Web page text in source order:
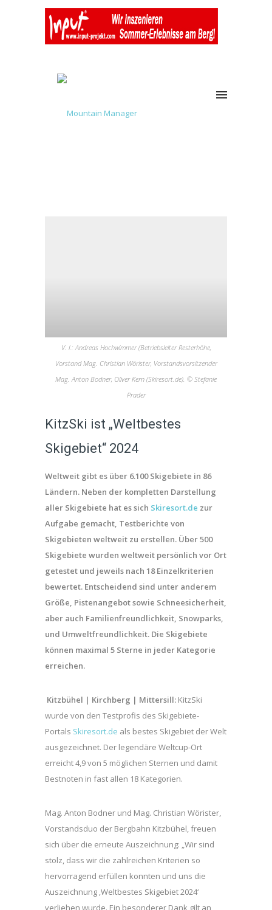
V. l.: Andreas Hochwimmer (Betriebsleiter Resterhöhe,
Vorstand Mag. Christian Wörister, Vorstandsvorsitzender
Mag. Anton Bodner, Oliver Kern (Skiresort.de). © Stefanie
Prader
KitzSki ist „Weltbestes
Skigebiet“ 2024
Weltweit gibt es über 6.100 Skigebiete in 86
Ländern. Neben der kompletten Darstellung
aller Skigebiete hat es sich Skiresort.de zur
Aufgabe gemacht, Testberichte von
Skigebieten weltweit zu erstellen. Über 500
Skigebiete wurden weltweit persönlich vor Ort
getestet und jeweils nach 18 Einzelkriterien
bewertet. Entscheidend sind unter anderem
Größe, Pistenangebot sowie Schneesicherheit,
aber auch Familienfreundlichkeit, Snowparks,
und Umweltfreundlichkeit. Die Skigebiete
können maximal 5 Sterne in jeder Kategorie
erreichen.
Kitzbühel | Kirchberg | Mittersill: KitzSki
wurde von den Testprofis des Skigebiete-
Portals Skiresort.de als bestes Skigebiet der Welt
ausgezeichnet. Der legendäre Weltcup-Ort
erreicht 4,9 von 5 möglichen Sternen und damit
Bestnoten in fast allen 18 Kategorien.
Mag. Anton Bodner und Mag. Christian Wörister,
Vorstandsduo der Bergbahn Kitzbühel, freuen
sich über die erneute Auszeichnung: „Wir sind
stolz, dass wir die zahlreichen Kriterien so
hervorragend erfüllen konnten und uns die
Auszeichnung ‚Weltbestes Skigebiet 2024‘